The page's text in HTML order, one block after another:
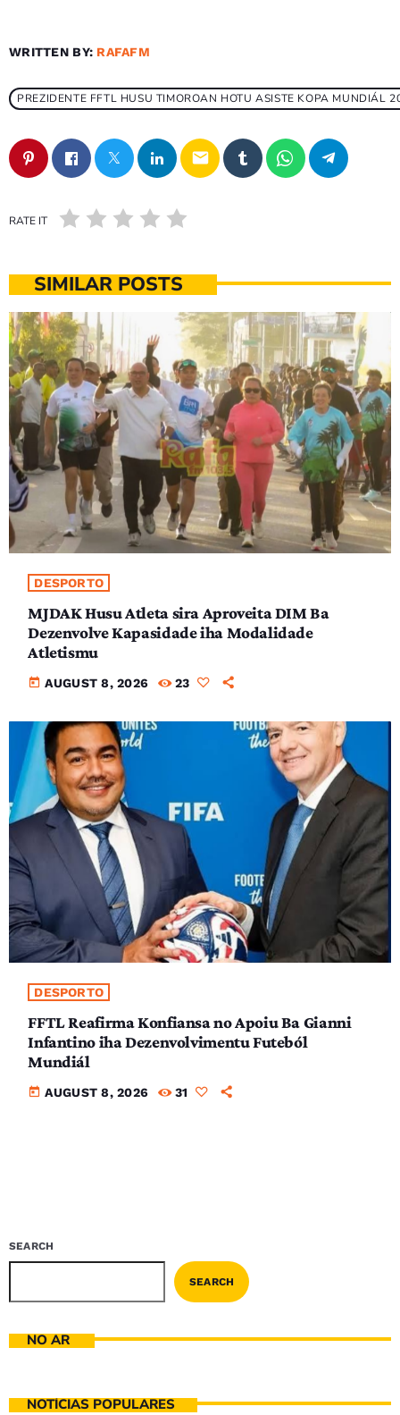
WRITTEN BY: RAFAFM
PREZIDENTE FFTL HUSU TIMOROAN HOTU ASISTE KOPA MUNDIÁL
email
RATE IT
SIMILAR POSTS
DESPORTO
MJDAK Husu Atleta sira Aproveita DIM Ba
Dezenvolve Kapasidade iha Modalidade
Atletismu
today AUGUST 8, 2026 23
DESPORTO
FFTL Reafirma Konfiansa no Apoiu Ba Gianni
Infantino iha Dezenvolvimentu Futeból
Mundiál
today AUGUST 8, 2026 31
SEARCH
SEARCH
NO AR
NOTÍCIAS POPULARES